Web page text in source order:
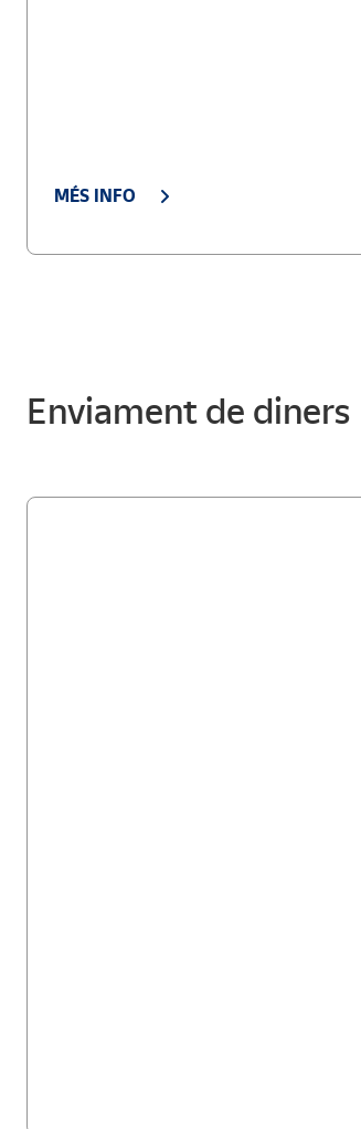
MÉS INFO
Enviament de diners